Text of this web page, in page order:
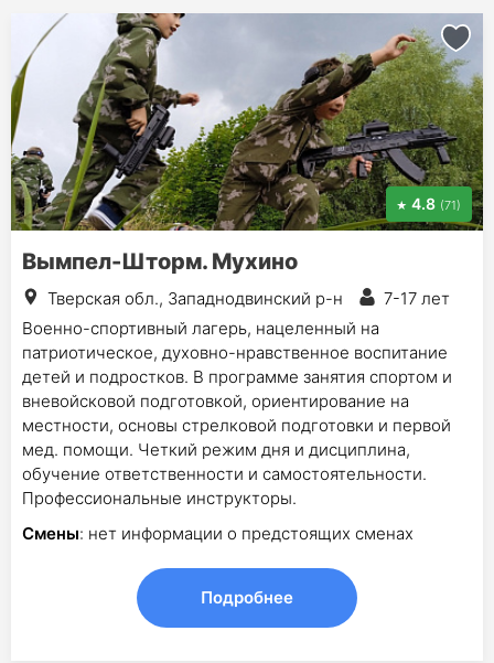
4.8 (71)
Вымпел-Шторм. Мухино
Тверская обл., Западнодвинский р-н
7-17 лет
Военно-спортивный лагерь, нацеленный на
патриотическое, духовно-нравственное воспитание
детей и подростков. В программе занятия спортом и
вневойсковой подготовкой, ориентирование на
местности, основы стрелковой подготовки и первой
мед. помощи. Четкий режим дня и дисциплина,
обучение ответственности и самостоятельности.
Профессиональные инструкторы.
Смены: нет информации о предстоящих сменах
Подробнее